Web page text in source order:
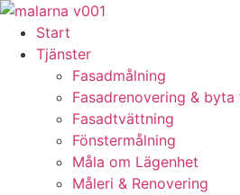
Skip
content
Start
Tjänster
Fasadmålning
Fasadrenovering & byta
Fasadtvättning
Fönstermålning
Måla om Lägenhet
Måleri & Renovering